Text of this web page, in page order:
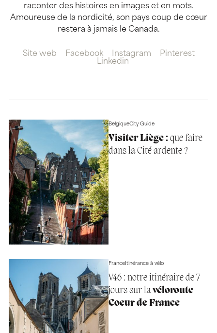
raconter des histoires en images et en mots.
Amoureuse de la nordicité, son pays coup de cœur
restera à jamais le Canada.
Site web Facebook Instagram
Pinterest
Linkedin
BelgiqueCity Guide
Visiter Liège :que faire
dans la Cité ardente ?
FranceItinérance à vélo
V46 : notre itinéraire de 7
jours sur lavéloroute
Coeur de France